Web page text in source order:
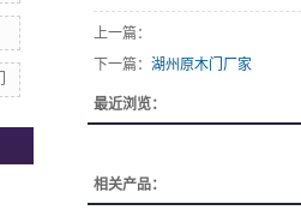
上一篇：
下一篇： 湖州原木门厂家
最近浏览：
相关产品：